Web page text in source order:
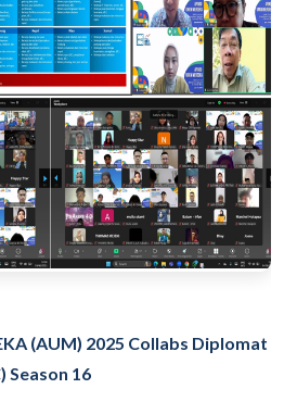
(AUM) 2025 Collabs Diplomat
Season 16